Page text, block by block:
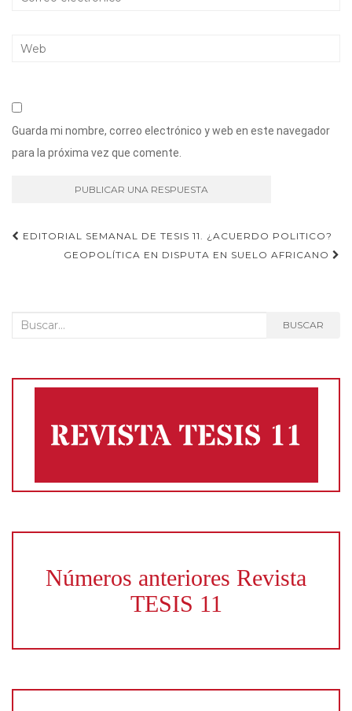
Guarda mi nombre, correo electrónico y web en este navegador
para la próxima vez que comente.
Navegación
EDITORIAL SEMANAL DE TESIS 11. ¿ACUERDO POLITICO?
GEOPOLÍTICA EN DISPUTA EN SUELO AFRICANO
Buscar: BUSCAR
Números anteriores Revista
TESIS 11